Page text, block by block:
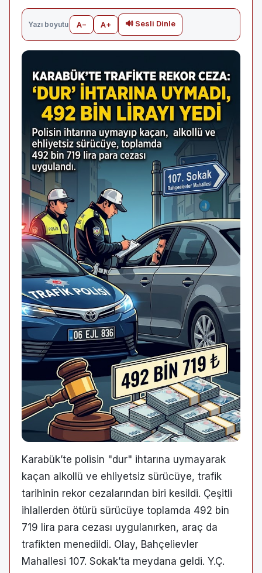
Yazı boyutu A− A+ 🔊 Sesli Dinle
Karabük’te polisin "dur" ihtarına uymayarak
kaçan alkollü ve ehliyetsiz sürücüye, trafik
tarihinin rekor cezalarından biri kesildi. Çeşitli
ihlallerden ötürü sürücüye toplamda 492 bin
719 lira para cezası uygulanırken, araç da
trafikten menedildi. Olay, Bahçelievler
Mahallesi 107. Sokak’ta meydana geldi. Y.Ç.